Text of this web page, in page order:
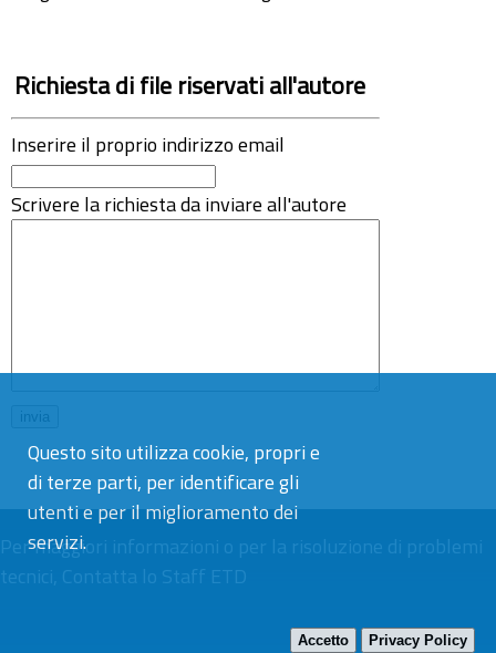
Questo sito utilizza cookie, propri e
di terze parti, per identificare gli
utenti e per il miglioramento dei
servizi.
Accetto Privacy Policy
Richiesta di file riservati all'autore
Inserire il proprio indirizzo email
Scrivere la richiesta da inviare all'autore
Per maggiori informazioni o per la risoluzione di problemi
tecnici, Contatta lo Staff ETD